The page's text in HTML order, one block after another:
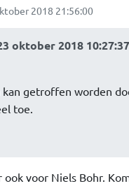
2018 21:56:00
oktober 2018
kan getroffen worden
toe.
ook voor Niels Bohr.